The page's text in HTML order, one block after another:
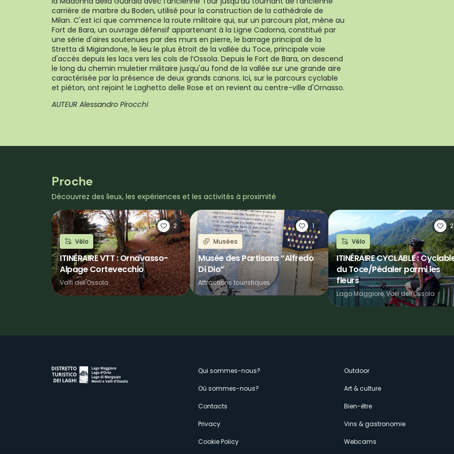
carrière de marbre du Boden, utilisé pour la construction de la cathédrale de
Milan. C'est ici que commence la route militaire qui, sur un parcours plat, mène au
Fort de Bara, un ouvrage défensif appartenant à la Ligne Cadorna, constitué par
une série d'aires soutenues par des murs en pierre, le barrage principal de la
Stretta di Migiandone, le lieu le plus étroit de la vallée du Toce, principale voie
d'accès depuis les lacs vers les cols de l’Ossola. Depuis le Fort de Bara, on descend
le long du chemin muletier militaire jusqu'au fond de la vallée sur une grande aire
caractérisée par la présence de deux grands canons. Ici, sur le parcours cyclable
et piéton, ont rejoint le Laghetto delle Rose et on revient au centre-ville d'Ornasso.
AUTEUR Alessandro Pirocchi
Proche
Découvrez des lieux, les expériences et les activités à proximité
2
Vélo
ITINÉRAIRE VTT : Ornavasso-
Alpage Cortevecchio
Valli dell'Ossola
1
Musées
Musée des Partisans “Alfredo
Di Dio”
Attractions touristiques
2
Vélo
ITINÉRAIRE CYCLABLE :
du Toce/Pédaler parmi les
fleurs
Lago Maggiore, Valli dell'Ossola
Menù
secondario
Qui sommes-nous?
Où sommes-nous?
Contacts
Privacy
Cookie Policy
Outdoor
Art & culture
Bien-être
Vins & gastronomie
Webcams